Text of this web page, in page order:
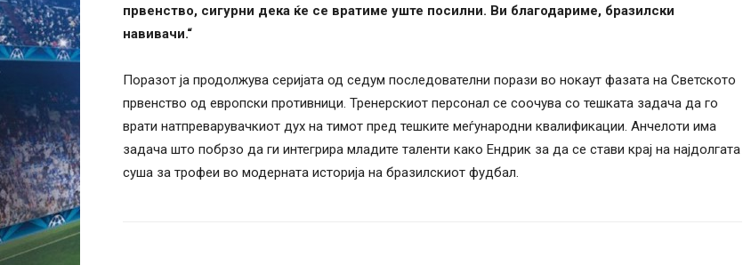
првенство, сигурни дека ќе се вратиме уште посилни. Ви благодариме, бразилски
навивачи.“
Поразот ја продолжува серијата од седум последователни порази во нокаут фазата на Светското
првенство од европски противници. Тренерскиот персонал се соочува со тешката задача да го
врати натпреварувачкиот дух на тимот пред тешките меѓународни квалификации. Анчелоти има
задача што побрзо да ги интегрира младите таленти како Ендрик за да се стави крај на најдолгата
суша за трофеи во модерната историја на бразилскиот фудбал.